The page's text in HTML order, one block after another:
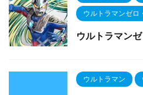
ウルトラマンゼロ
ウルトラマン
ウルトラマン